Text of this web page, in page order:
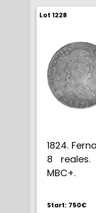
Lot 1228
1824.
8 reales.
MBC+.
Start: 750€